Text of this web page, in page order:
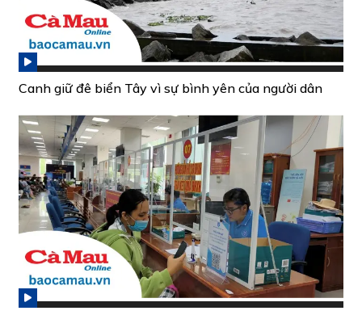
Canh giữ đê biển Tây vì sự bình yên của người dân